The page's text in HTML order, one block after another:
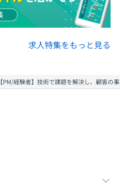
求人特集をもっと見る
【PM/経験者】技術で課題を解決し、顧客の